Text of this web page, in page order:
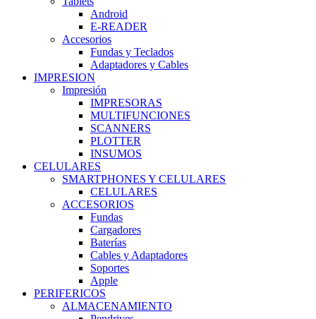
Android
E-READER
Accesorios
Fundas y Teclados
Adaptadores y Cables
IMPRESION
Impresión
IMPRESORAS
MULTIFUNCIONES
SCANNERS
PLOTTER
INSUMOS
CELULARES
SMARTPHONES Y CELULARES
CELULARES
ACCESORIOS
Fundas
Cargadores
Baterías
Cables y Adaptadores
Soportes
Apple
PERIFERICOS
ALMACENAMIENTO